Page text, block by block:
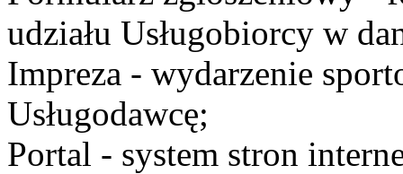
udziału Usługobiorcy w
Impreza - wydarzenie
Usługodawcę;
Portal - system stron